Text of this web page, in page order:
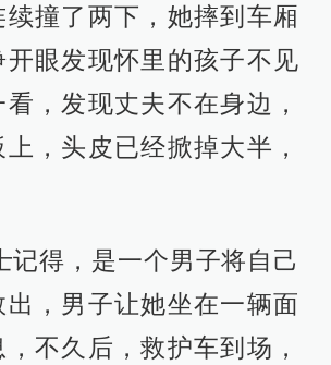
撞了两下，她摔到车厢
开眼发现怀里的孩子不见
，发现丈夫不在身边，
，头皮已经掀掉大半，
，是一个男子将自己
出，男子让她坐在一辆面
不久后，救护车到场，